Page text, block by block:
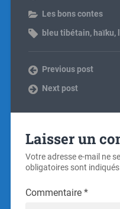
Les bons contes
bleu tibétain, haïku,
Previous post
Next post
Laisser un
Votre adresse e-mail ne
obligatoires sont
Commentaire *